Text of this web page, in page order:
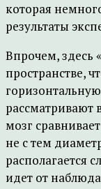
которая
результаты
Впрочем, здесь
пространстве,
рассматривают
мозг
не с тем
располагается
идет от